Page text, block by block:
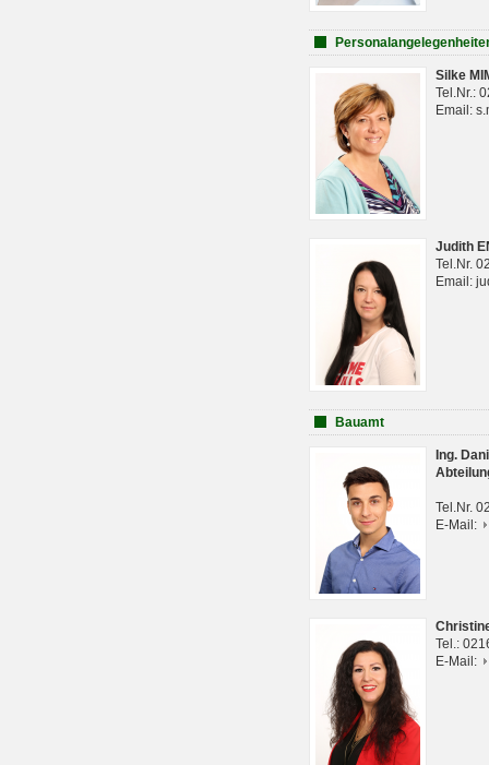
Silke
Tel.Nr.:
Email:
Judith
Tel.Nr.
Email:
Bauamt
Ing.
Tel.Nr.
E-Mail:
Tel.:
E-Mail: